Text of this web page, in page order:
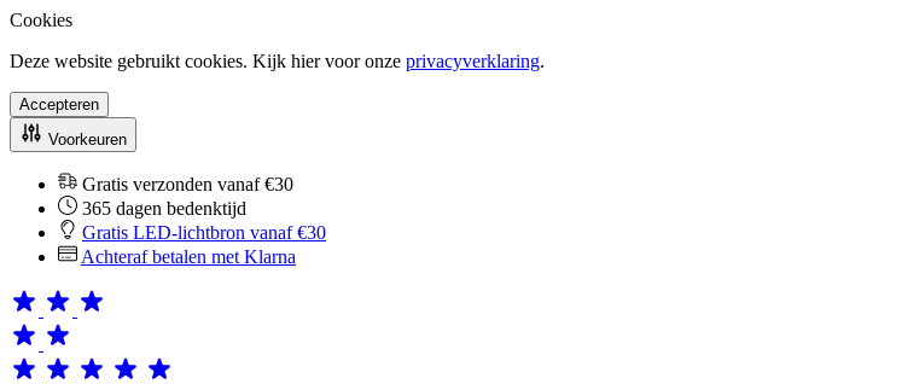
Cookies
Deze website gebruikt cookies. Kijk hier voor onze privacyverklaring.
Accepteren
Voorkeuren
Gratis verzonden vanaf €30
365 dagen bedenktijd
Gratis LED-lichtbron vanaf €30
Achteraf betalen met Klarna